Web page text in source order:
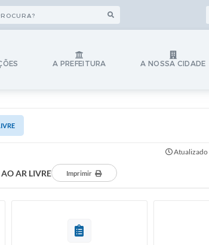
A PREFEITURA A NOSSA CIDADE
Atualizado
AR LIVRE Imprimir